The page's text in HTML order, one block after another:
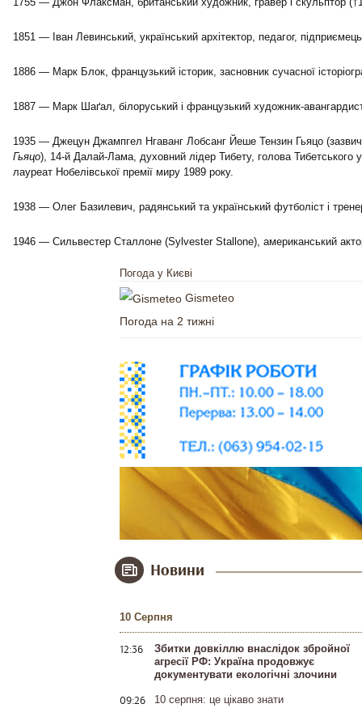
1851 — Іван Левинський, український архітектор, педагог,
1886 — Марк Блок, французький історик, засновник сучасної
1887 — Марк Шаґал, білоруський і французький художник-
1935 — Джецун Джампгел Нгаванг Лобсанг Йеше Тензин Гьяцо
Гьяцо), 14-й Далай-Лама, духовний лідер Тибету, голова Тибетського
лауреат Нобелівської премії миру 1989 року.
1938 — Олег Базилевич, радянський та український футболіст і
1946 — Сильвестер Сталлоне (Sylvester Stallone), американський
Погода у Києві
Gismeteo
Погода на 2 тижні
Новини
10 Серпня
12:36
Збитки довкіллю внаслідок збройної
агресії РФ: Україна продовжує
документувати екологічні злочини
09:26 10 серпня: це цікаво знати